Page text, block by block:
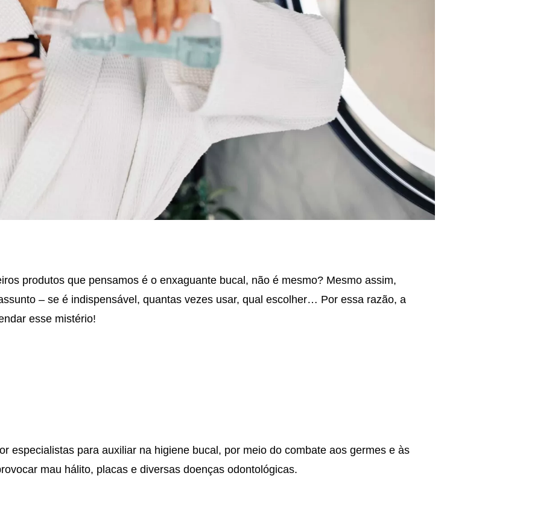
produtos que pensamos é o enxaguante bucal, não é mesmo? Mesmo assim,
– se é indispensável, quantas vezes usar, qual escolher… Por essa razão, a
esse mistério!
especialistas para auxiliar na higiene bucal, por meio do combate aos germes e às
mau hálito, placas e diversas doenças odontológicas.